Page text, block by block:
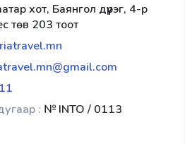
хот, Баянгол дүүрэг, 4-р
төв 203 тоот
: № INTO / 0113